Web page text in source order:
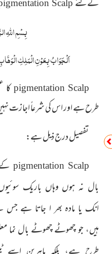
Scalp
بِسْمِ اللّٰہِ
اَلْجَوَابُ بِعَوْنِ الْمَلِکِ
Scalp
pigmentation کا
طرح ہے اور اس کی شرعاً اجازت
تفصیل درج ذیل ہے:
Scalp
pigmentation
بال نہ ہوں وہاں باریک
انک یا مادہ بھر ا جاتا ہے جس
ہیں، جو چھوٹے چھوٹے بال نما
طرح ہے، بلکہ ماہرین اسے